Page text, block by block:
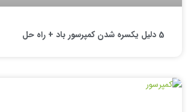
5 دلیل یکسره شدن کمپرسور باد + راه حل